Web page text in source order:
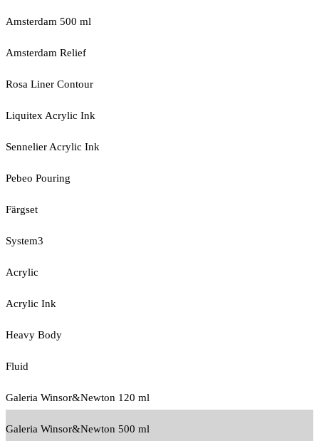
Amsterdam 500 ml
Amsterdam Relief
Rosa Liner Contour
Liquitex Acrylic Ink
Sennelier Acrylic Ink
Pebeo Pouring
Färgset
System3
Acrylic
Acrylic Ink
Heavy Body
Fluid
Galeria Winsor&Newton 120 ml
Galeria Winsor&Newton 500 ml